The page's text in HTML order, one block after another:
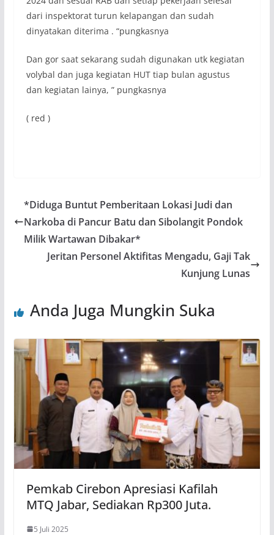
dari inspektorat turun kelapangan dan sudah
dinyatakan diterima . “pungkasnya
Dan gor saat sekarang sudah digunakan utk kegiatan
volybal dan juga kegiatan HUT tiap bulan agustus
dan kegiatan lainya, ” pungkasnya
( red )
*Diduga Buntut Pemberitaan Lokasi Judi dan
Narkoba di Pancur Batu dan Sibolangit Pondok
Milik Wartawan Dibakar*
Jeritan Personel Aktifitas Mengadu, Gaji Tak
Kunjung Lunas
Anda Juga Mungkin Suka
Pemkab Cirebon Apresiasi Kafilah
MTQ Jabar, Sediakan Rp300 Juta.
5 Juli 2025